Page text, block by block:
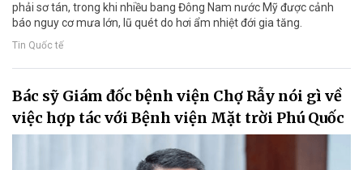
phải sơ tán, trong khi nhiều bang Đông Nam nước Mỹ được cảnh
báo nguy cơ mưa lớn, lũ quét do hơi ẩm nhiệt đới gia tăng.
Tin Quốc tế
Bác sỹ Giám đốc bệnh viện Chợ Rẫy nói gì về
việc hợp tác với Bệnh viện Mặt trời Phú Quốc